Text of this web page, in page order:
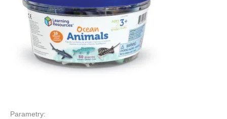
Parametry: